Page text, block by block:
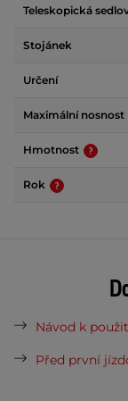
Teleskopická
Stojánek
Určení
Maximální nosnost
Hmotnost
Rok
Návod k
Před první